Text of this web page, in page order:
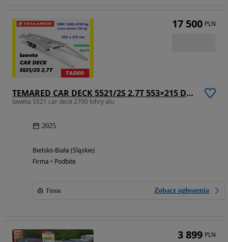
TEMARED CAR DECK 5521/2S 2,7T 553×215 DMC 2700kg
laweta 5521 car deck 2700 lohry alu
2025
Bielsko-Biała (Śląskie)
Firma • Podbite
Firma Zobacz ogłoszenia
17 500 PLN
3 899 PLN